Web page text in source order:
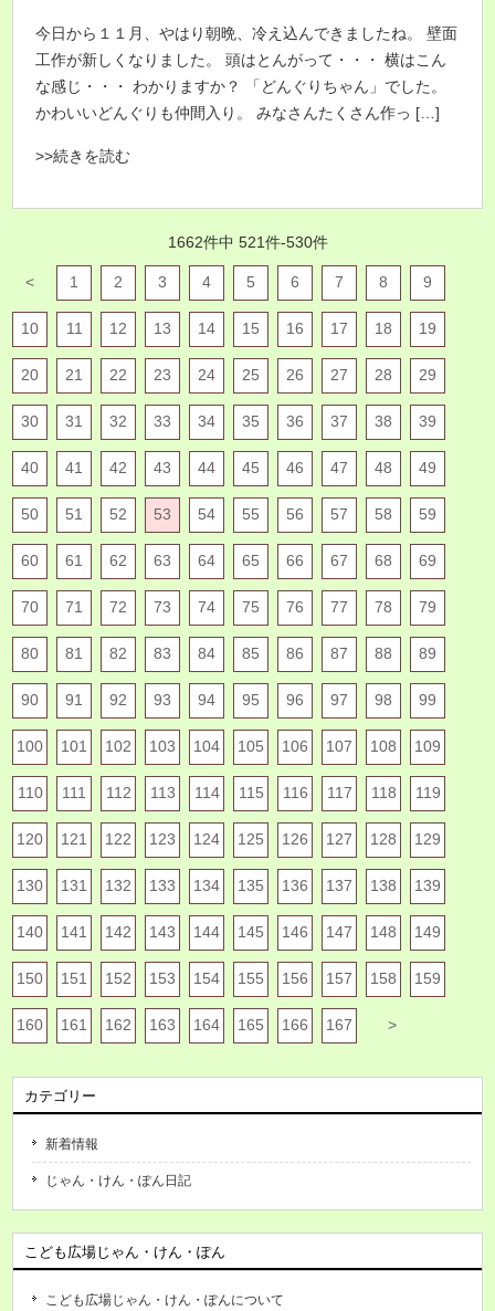
今日から１１月、やはり朝晩、冷え込んできましたね。 壁面
工作が新しくなりました。 頭はとんがって・・・ 横はこん
な感じ・・・ わかりますか？ 「どんぐりちゃん」でした。
かわいいどんぐりも仲間入り。 みなさんたくさん作っ […]
>>続きを読む
1662件中 521件-530件
< 1 2 3 4 5 6 7 8 9
10 11 12 13 14 15 16 17 18 19
20 21 22 23 24 25 26 27 28 29
30 31 32 33 34 35 36 37 38 39
40 41 42 43 44 45 46 47 48 49
50 51 52 53 54 55 56 57 58 59
60 61 62 63 64 65 66 67 68 69
70 71 72 73 74 75 76 77 78 79
80 81 82 83 84 85 86 87 88 89
90 91 92 93 94 95 96 97 98 99
100 101 102 103 104 105 106 107 108 109
110 111 112 113 114 115 116 117 118 119
120 121 122 123 124 125 126 127 128 129
130 131 132 133 134 135 136 137 138 139
140 141 142 143 144 145 146 147 148 149
150 151 152 153 154 155 156 157 158 159
160 161 162 163 164 165 166 167 >
カテゴリー
新着情報
じゃん・けん・ぽん日記
こども広場じゃん・けん・ぽん
こども広場じゃん・けん・ぽんについて